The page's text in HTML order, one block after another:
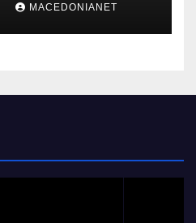
MACEDONIANET